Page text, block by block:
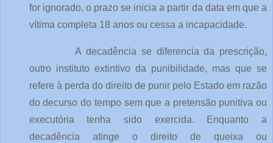
for ignorado, o prazo se inicia a partir da data em que a
vítima completa 18 anos ou cessa a incapacidade.
A decadência se diferencia da prescrição,
outro instituto extintivo da punibilidade, mas que se
refere à perda do direito de punir pelo Estado em razão
do decurso do tempo sem que a pretensão punitiva ou
executória tenha sido exercida. Enquanto a
decadência atinge o direito de queixa ou